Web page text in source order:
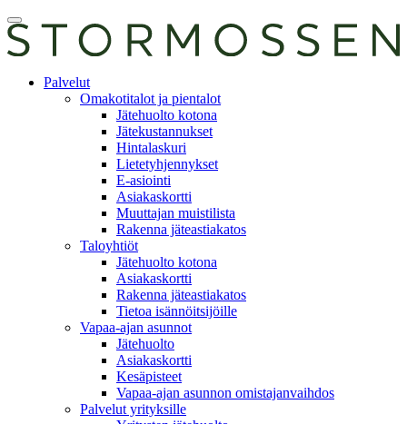
Skip
to
content
Avaa
päävalikko
asiointiPalvelut
Omakotitalot ja pientalot
Jätehuolto kotona
Jätekustannukset
Hintalaskuri
Lietetyhjennykset
E-asiointi
Asiakaskortti
Muuttajan muistilista
Rakenna jäteastiakatos
Taloyhtiöt
Jätehuolto kotona
Asiakaskortti
Rakenna jäteastiakatos
Tietoa isännöitsijöille
Vapaa-ajan asunnot
Jätehuolto
Asiakaskortti
Kesäpisteet
Vapaa-ajan asunnon omistajanvaihdos
Palvelut yrityksille